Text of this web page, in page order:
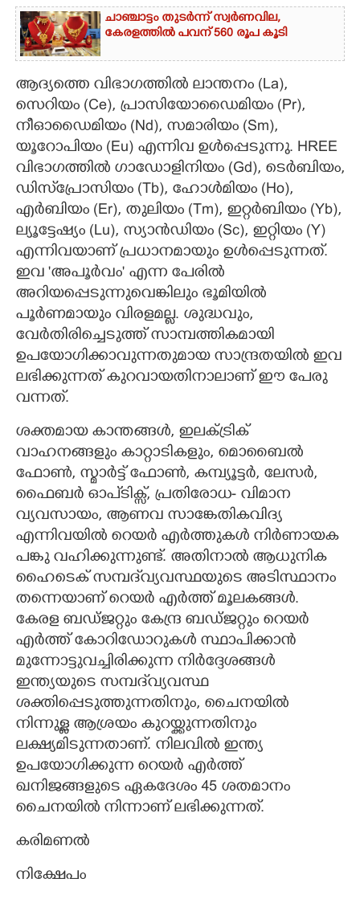
ചാഞ്ചാട്ടം തുടർന്ന് സ്വർണവില,
കേരളത്തിൽ പവന് 560 രൂപ കൂടി
ആദ്യത്തെ വിഭാഗത്തിൽ ലാന്തനം (La),
സെറിയം (Ce), പ്രാസിയോഡൈമിയം (Pr),
നീഓഡൈമിയം (Nd), സമാരിയം (Sm),
യൂറോപിയം (Eu) എന്നിവ ഉൾപ്പെടുന്നു. HREE
വിഭാഗത്തിൽ ഗാഡോളിനിയം (Gd), ടെർബിയം,
ഡിസ്‌പ്രോസിയം (Tb), ഹോൾമിയം (Ho),
എർബിയം (Er), തുലിയം (Tm), ഇറ്റർബിയം (Yb),
ല്യൂട്ടേഷ്യം (Lu), സ്യാൻഡിയം (Sc), ഇറ്റി​യം (Y)
എന്നിവയാണ് പ്രധാനമായും ഉൾപ്പെടുന്നത്.
ഇവ 'അപൂർവം" എന്ന പേരിൽ
അറിയപ്പെടുന്നുവെങ്കിലും ഭൂമിയിൽ
പൂർണമായും വിരളമല്ല. ശുദ്ധവും,​
വേർതിരിച്ചെടുത്ത് സാമ്പത്തികമായി
ഉപയോഗിക്കാവുന്നതുമായ സാന്ദ്രതയിൽ ഇവ
ലഭിക്കുന്നത് കുറവായതിനാലാണ് ഈ പേരു
വന്നത്.
ശക്തമായ കാന്തങ്ങൾ, ഇലക്ട്രിക്
വാഹനങ്ങളും കാറ്റാടികളും, മൊബൈൽ
ഫോൺ, സ്മാർട്ട് ഫോൺ, കമ്പ്യൂട്ടർ, ലേസർ,
ഫൈബർ ഓപ്ടിക്സ്,​ പ്രതിരോധ- വിമാന
വ്യവസായം, ആണവ സാങ്കേതികവിദ്യ
എന്നിവയിൽ റെയർ എർത്തുകൾ നിർണായക
പങ്കു വഹിക്കുന്നുണ്ട്. അതിനാൽ ആധുനിക
ഹൈടെക് സമ്പദ്‌വ്യവസ്ഥയുടെ അടിസ്ഥാനം
തന്നെയാണ് റെയർ എർത്ത് മൂലകങ്ങൾ.
കേരള ബഡ്ജറ്റും കേന്ദ്ര ബഡ്ജറ്റും റെയർ
എർത്ത് കോറിഡോറുകൾ സ്ഥാപിക്കാൻ
മുന്നോട്ടുവച്ചിരിക്കുന്ന നിർദ്ദേശങ്ങൾ
ഇന്ത്യയുടെ സമ്പദ്‌വ്യവസ്ഥ
ശക്തിപ്പെടുത്തുന്നതിനും, ചൈനയിൽ
നിന്നുള്ള ആശ്രയം കുറയ്ക്കുന്നതിനും
ലക്ഷ്യമിടുന്നതാണ്. നിലവിൽ ഇന്ത്യ
ഉപയോഗിക്കുന്ന റെയർ എർത്ത്
ഖനിജങ്ങളുടെ ഏകദേശം 45 ശതമാനം
ചൈനയിൽ നിന്നാണ് ലഭിക്കുന്നത്.
കരിമണൽ
നിക്ഷേപം